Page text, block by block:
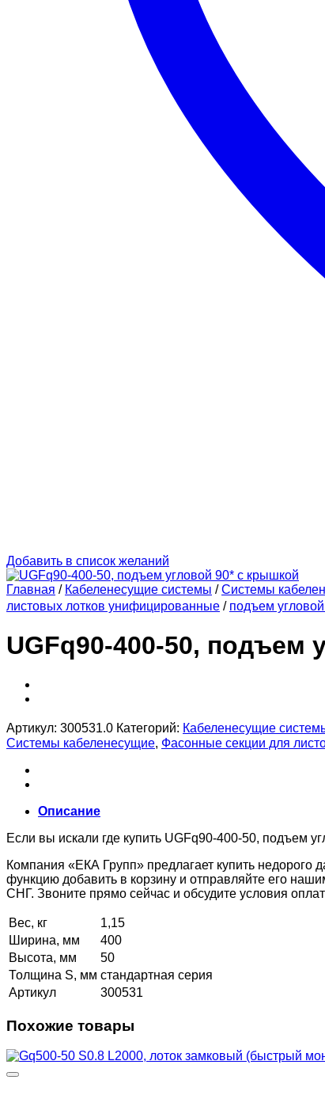
Добавить в список желаний
Главная / Кабеленесущие системы / Системы
листовых лотков унифицированные / подъем
UGFq90-400-50, подъем
Артикул: 300531.0 Категорий: Кабеленесущие
Системы кабеленесущие, Фасонные секции для
Описание
Если вы искали где купить UGFq90-400-50, подъем
Компания «ЕКА Групп» предлагает купить
функцию добавить в корзину и отправляйте его
СНГ. Звоните прямо сейчас и обсудите условия
Вес, кг
1,15
Ширина, мм
400
Высота, мм
50
Толщина S, мм стандартная серия
Артикул
300531
Похожие товары